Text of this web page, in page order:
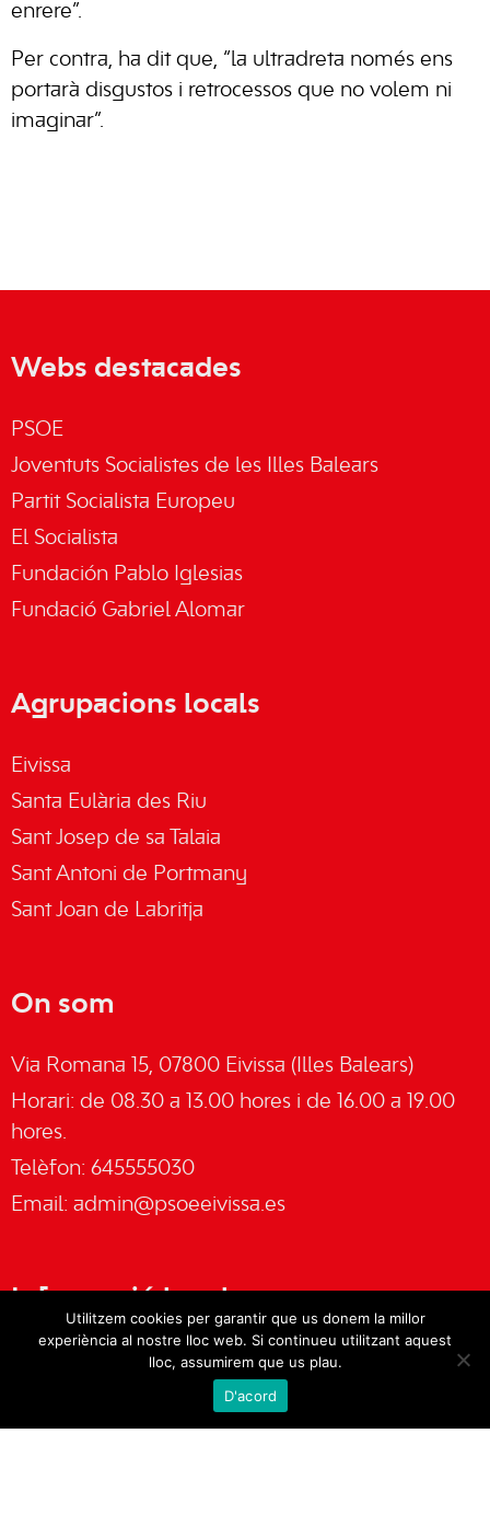
enrere”.
Per contra, ha dit que, “la ultradreta només ens
portarà disgustos i retrocessos que no volem ni
imaginar”.
Webs destacades
PSOE
Joventuts Socialistes de les Illes Balears
Partit Socialista Europeu
El Socialista
Fundación Pablo Iglesias
Fundació Gabriel Alomar
Agrupacions locals
Eivissa
Santa Eulària des Riu
Sant Josep de sa Talaia
Sant Antoni de Portmany
Sant Joan de Labritja
On som
Via Romana 15, 07800 Eivissa (Illes Balears)
Horari: de 08.30 a 13.00 hores i de 16.00 a 19.00
hores.
Telèfon: 645555030
Email: admin@psoeeivissa.es
Informació legal
Política de privacitat
Utilitzem cookies per garantir que us donem la millor
experiència al nostre lloc web. Si continueu utilitzant aquest
lloc, assumirem que us plau.
D'acord